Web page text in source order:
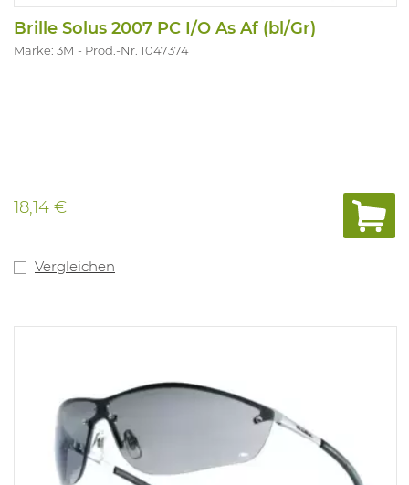
Brille Solus 2007 PC I/O As Af (bl/Gr)
Marke: 3M Prod.-Nr. 1047374
18,14 €
Vergleichen